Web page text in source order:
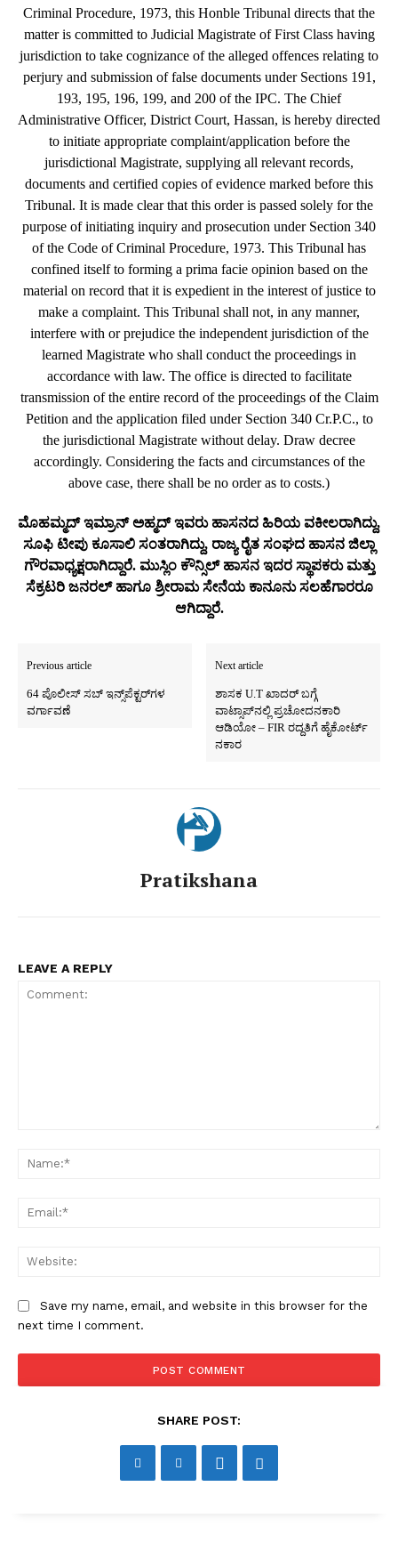
Criminal Procedure, 1973, this Honble Tribunal directs that the
matter is committed to Judicial Magistrate of First Class having
jurisdiction to take cognizance of the alleged offences relating to
perjury and submission of false documents under Sections 191,
193, 195, 196, 199, and 200 of the IPC. The Chief
Administrative Officer, District Court, Hassan, is hereby directed
to initiate appropriate complaint/application before the
jurisdictional Magistrate, supplying all relevant records,
documents and certified copies of evidence marked before this
Tribunal. It is made clear that this order is passed solely for the
purpose of initiating inquiry and prosecution under Section 340
of the Code of Criminal Procedure, 1973. This Tribunal has
confined itself to forming a prima facie opinion based on the
material on record that it is expedient in the interest of justice to
make a complaint. This Tribunal shall not, in any manner,
interfere with or prejudice the independent jurisdiction of the
learned Magistrate who shall conduct the proceedings in
accordance with law. The office is directed to facilitate
transmission of the entire record of the proceedings of the Claim
Petition and the application filed under Section 340 Cr.P.C., to
the jurisdictional Magistrate without delay. Draw decree
accordingly. Considering the facts and circumstances of the
above case, there shall be no order as to costs.)
ಮೊಹಮ್ಮದ್‌ ಇಮ್ರಾನ್‌ ಅಹ್ಮದ್‌ ಇವರು ಹಾಸನದ ಹಿರಿಯ ವಕೀಲರಾಗಿದ್ದು,
ಸೂಫಿ ಟೀಪು ಕೂಸಾಲಿ ಸಂತರಾಗಿದ್ದು, ರಾಜ್ಯ ರೈತ ಸಂಘದ ಹಾಸನ ಜಿಲ್ಲಾ
ಗೌರವಾಧ್ಯಕ್ಷರಾಗಿದ್ದಾರೆ. ಮುಸ್ಲಿಂ ಕೌನ್ಸಿಲ್‌ ಹಾಸನ ಇದರ ಸ್ಥಾಪಕರು ಮತ್ತು
ಸೆಕ್ರಟರಿ ಜನರಲ್‌ ಹಾಗೂ ಶ್ರೀರಾಮ ಸೇನೆಯ ಕಾನೂನು ಸಲಹೆಗಾರರೂ
ಆಗಿದ್ದಾರೆ.
Previous article
64 ಪೊಲೀಸ್‌ ಸಬ್‌ ಇನ್ಸ್‌ಪೆಕ್ಟರ್‌ಗಳ
ವರ್ಗಾವಣೆ
Next article
ಶಾಸಕ U.T ಖಾದರ್‌ ಬಗ್ಗೆ
ವಾಟ್ಸಾಪ್‌ನಲ್ಲಿ ಪ್ರಚೋದನಕಾರಿ
ಆಡಿಯೋ – FIR ರದ್ದತಿಗೆ ಹೈಕೋರ್ಟ್‌
ನಕಾರ
Pratikshana
LEAVE A REPLY
Save my name, email, and website in this browser for the
next time I comment.
SHARE POST: